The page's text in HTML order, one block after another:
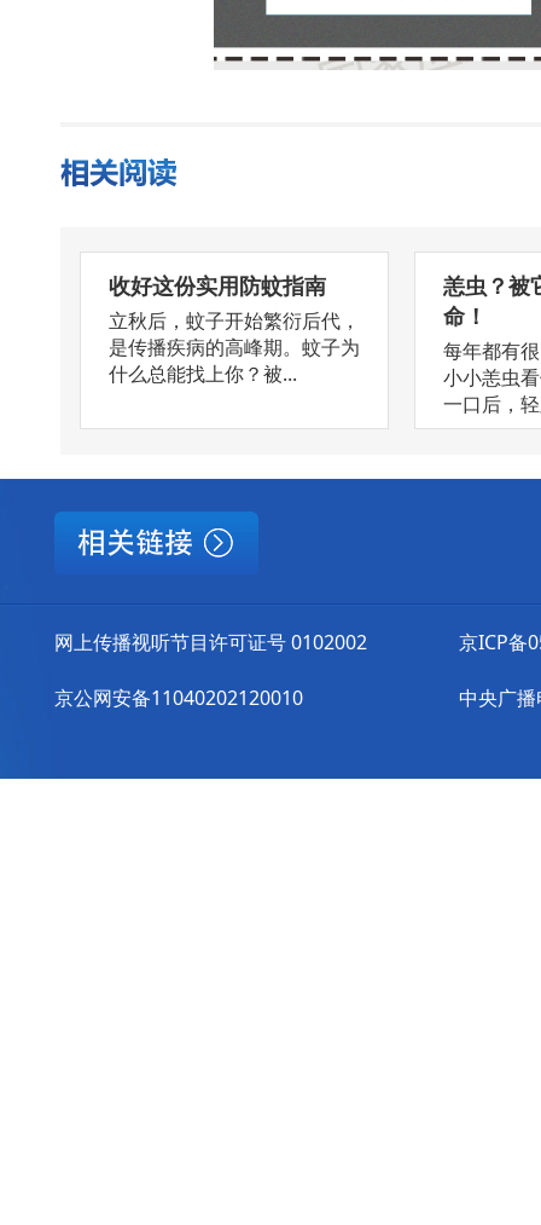
收好这份实用防蚊指南
立秋后，蚊子开始繁衍后代，
是传播疾病的高峰期。蚊子为
什么总能找上你？被...
恙虫？被
命！
每年都有
小小恙虫
一口后，
网上传播视听节目许可证号 0102002
京公网安备11040202120010
京ICP备
中央广